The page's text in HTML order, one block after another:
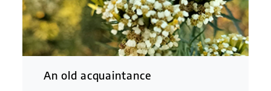
An old acquaintance